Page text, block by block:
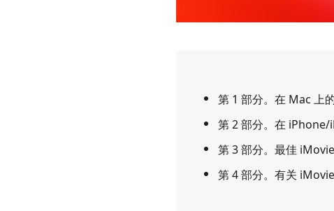
第 1 部分。在 Mac 上
第 2 部分。在
第 3 部分。最佳
第 4 部分。有关